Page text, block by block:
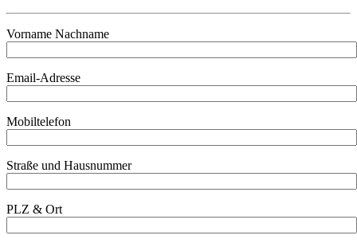
Vorname Nachname
Email-Adresse
Mobiltelefon
Straße und Hausnummer
PLZ & Ort